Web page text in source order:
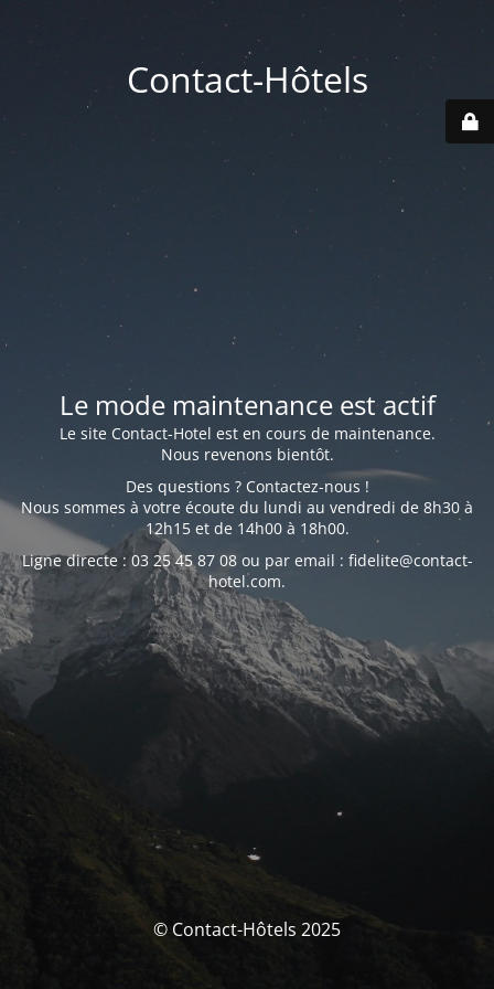
Contact-Hôtels
Le mode maintenance est actif
Le site Contact-Hotel est en cours de maintenance.
Nous revenons bientôt.
Des questions ? Contactez-nous !
Nous sommes à votre écoute du lundi au vendredi de 8h30 à
12h15 et de 14h00 à 18h00.
Ligne directe : 03 25 45 87 08 ou par email : fidelite@contact-
hotel.com.
© Contact-Hôtels 2025